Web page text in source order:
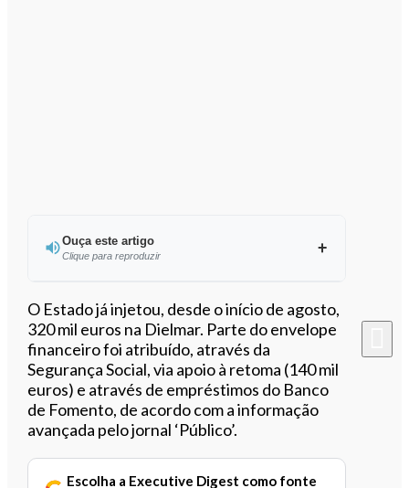
Ouça este artigo
Clique para reproduzir
Ouvir este artigo
O Estado já injetou, desde o início de agosto,
320 mil euros na Dielmar. Parte do envelope
financeiro foi atribuído, através da
Segurança Social, via apoio à retoma (140 mil
euros) e através de empréstimos do Banco
de Fomento, de acordo com a informação
avançada pelo jornal ‘Público’.
Escolha a Executive Digest como fonte